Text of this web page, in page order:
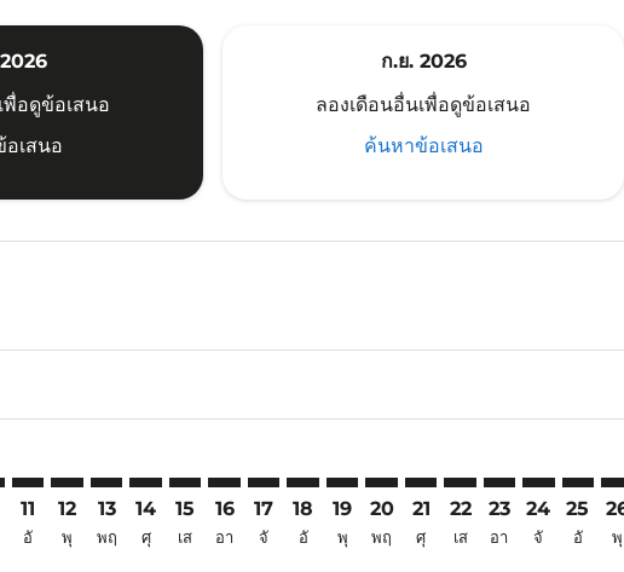
พื่อดูข้อเสนอ
เสนอ
ก.ย. 2026
ลองเดือนอื่นเพื่อดูข้อเสนอ
ค้นหาข้อเสนอ
11
อั
12
พุ
13
พฤ
14
ศุ
15
เส
16
อา
17
จั
18
อั
19
พุ
20
พฤ
SWA–CJB: cmp-view-
21
ศุ
SWA–CJB: cmp-
22
เส
SWA–CJB:
23
อา
24
จั
25
อั พุ